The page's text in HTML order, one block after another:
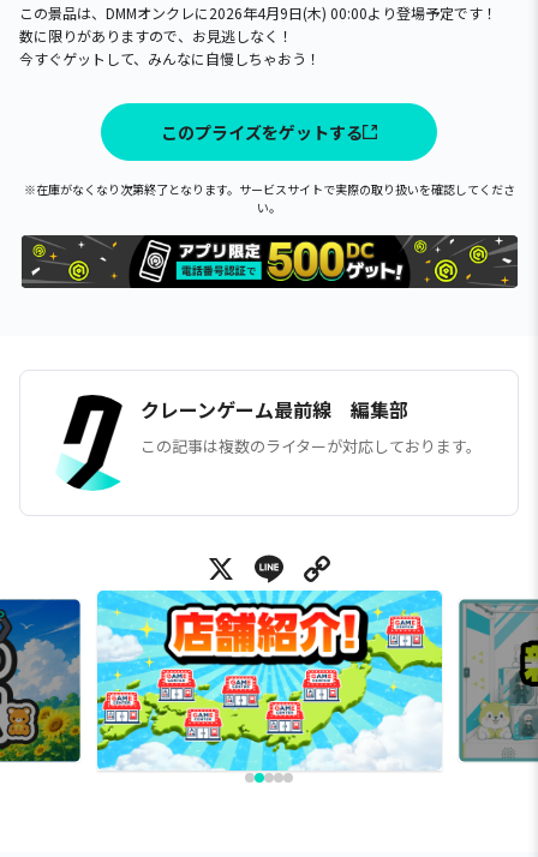
この景品は、DMMオンクレに2026年4月9日(木) 00:00より登場予定です！
数に限りがありますので、お見逃しなく！
今すぐゲットして、みんなに自慢しちゃおう！
このプライズをゲットする
※在庫がなくなり次第終了となります。サービスサイトで実際の取り扱いを確認してくださ
い。
クレーンゲーム最前線 編集部
この記事は複数のライターが対応しております。
X Line